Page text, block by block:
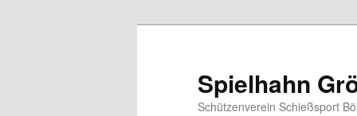
Spielhahn
Schützenverein Schießsport